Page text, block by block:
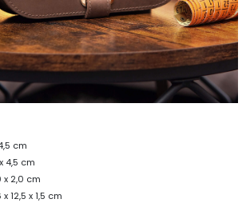
cm
4,5 cm
x 2,0 cm
12,5 x 1,5 cm